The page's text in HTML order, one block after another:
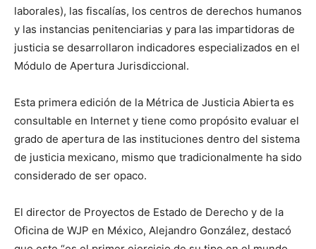
laborales), las fiscalías, los centros de derechos humanos
y las instancias penitenciarias y para las impartidoras de
justicia se desarrollaron indicadores especializados en el
Módulo de Apertura Jurisdiccional.
Esta primera edición de la Métrica de Justicia Abierta es
consultable en Internet y tiene como propósito evaluar el
grado de apertura de las instituciones dentro del sistema
de justicia mexicano, mismo que tradicionalmente ha sido
considerado de ser opaco.
El director de Proyectos de Estado de Derecho y de la
Oficina de WJP en México, Alejandro González, destacó